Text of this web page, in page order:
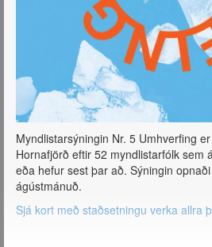
Myndlistarsýningin Nr. 5 Umhverfing
Hornafjörð eftir 52 myndlistarfólk
eða hefur sest þar að. Sýningin
ágústmánuð.
Sjá kort með staðsetningu verka allra